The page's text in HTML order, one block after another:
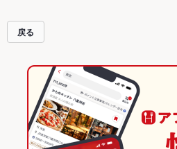
心！24時間使える簡単便利なネット予約が
しの飲み会にも、会社の宴会にも、デート
トペッパーグルメをご利用ください。
戻る